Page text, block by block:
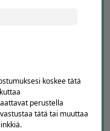
koskee tätä
perustella
tätä tai muuttaa